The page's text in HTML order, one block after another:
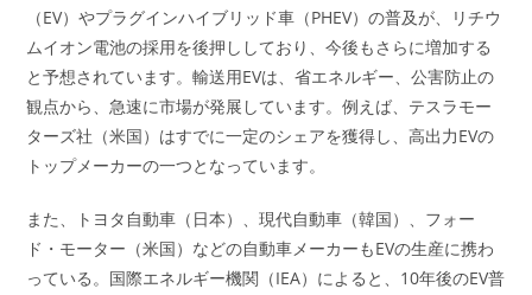
（EV）やプラグインハイブリッド車（PHEV）の普及が、リチウ
ムイオン電池の採用を後押ししており、今後もさらに増加する
と予想されています。輸送用EVは、省エネルギー、公害防止の
観点から、急速に市場が発展しています。例えば、テスラモー
ターズ社（米国）はすでに一定のシェアを獲得し、高出力EVの
トップメーカーの一つとなっています。
また、トヨタ自動車（日本）、現代自動車（韓国）、フォー
ド・モーター（米国）などの自動車メーカーもEVの生産に携わ
っている。国際エネルギー機関（IEA）によると、10年後のEV普